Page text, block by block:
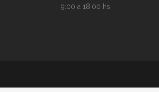
9:00 a 18:00 hs.